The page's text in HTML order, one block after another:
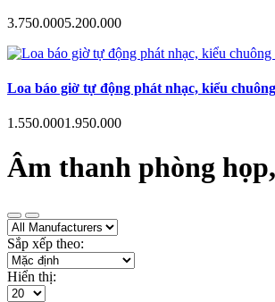
3.750.0005.200.000
Loa báo giờ tự động phát nhạc, kiểu
1.550.0001.950.000
Âm thanh phòng
Sắp xếp theo:
Hiển thị: